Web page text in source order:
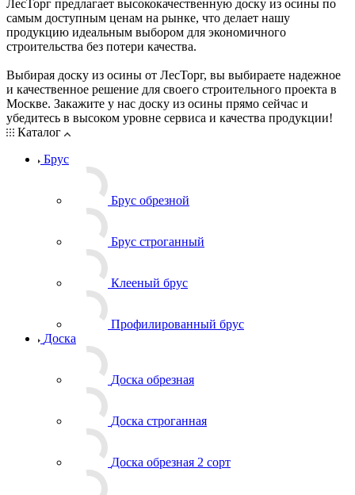
ЛесТорг предлагает высококачественную доску из осины по
самым доступным ценам на рынке, что делает нашу
продукцию идеальным выбором для экономичного
строительства без потери качества.
Выбирая доску из осины от ЛесТорг, вы выбираете надежное
и качественное решение для своего строительного проекта в
Москве. Закажите у нас доску из осины прямо сейчас и
убедитесь в высоком уровне сервиса и качества продукции!
Каталог
Брус
Брус обрезной
Брус строганный
Клееный брус
Профилированный брус
Доска
Доска обрезная
Доска строганная
Доска обрезная 2 сорт